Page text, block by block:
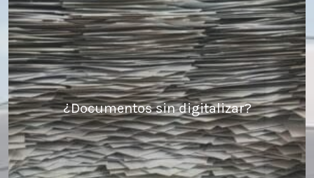
¿Documentos sin digitalizar?